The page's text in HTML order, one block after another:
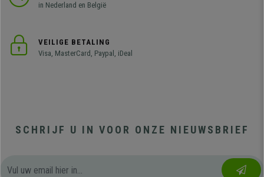
in Nederland en België
VEILIGE BETALING
Visa, MasterCard, Paypal, iDeal
SCHRIJF U IN VOOR ONZE NIEUWSBRIEF